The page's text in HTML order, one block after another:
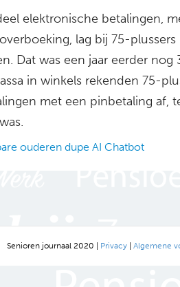
elektronische betalingen,
lag bij 75-
Dat was een jaar eerder nog
in winkels rekenden 75-
met een pinbetaling af,
ouderen dupe AI Chatbot
Senioren journaal 2020 | Privacy | Algemene